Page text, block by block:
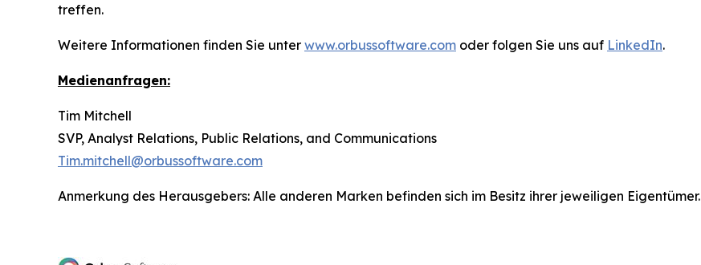
treffen.
Weitere Informationen finden Sie unter www.orbussoftware.com oder folgen Sie uns auf LinkedIn.
Medienanfragen:
Tim Mitchell
SVP, Analyst Relations, Public Relations, and Communications
Tim.mitchell@orbussoftware.com
Anmerkung des Herausgebers: Alle anderen Marken befinden sich im Besitz ihrer jeweiligen Eigentümer.